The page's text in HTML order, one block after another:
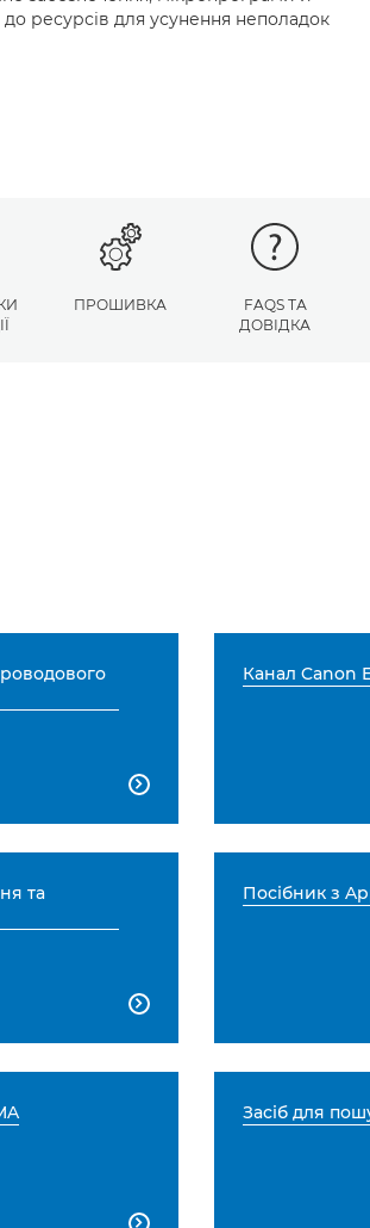
ресурсів для усунення неполадок
ПРОШИВКА
FAQS ТА
ДОВІДКА

Канал Canon
та

Посібник з

Засіб для